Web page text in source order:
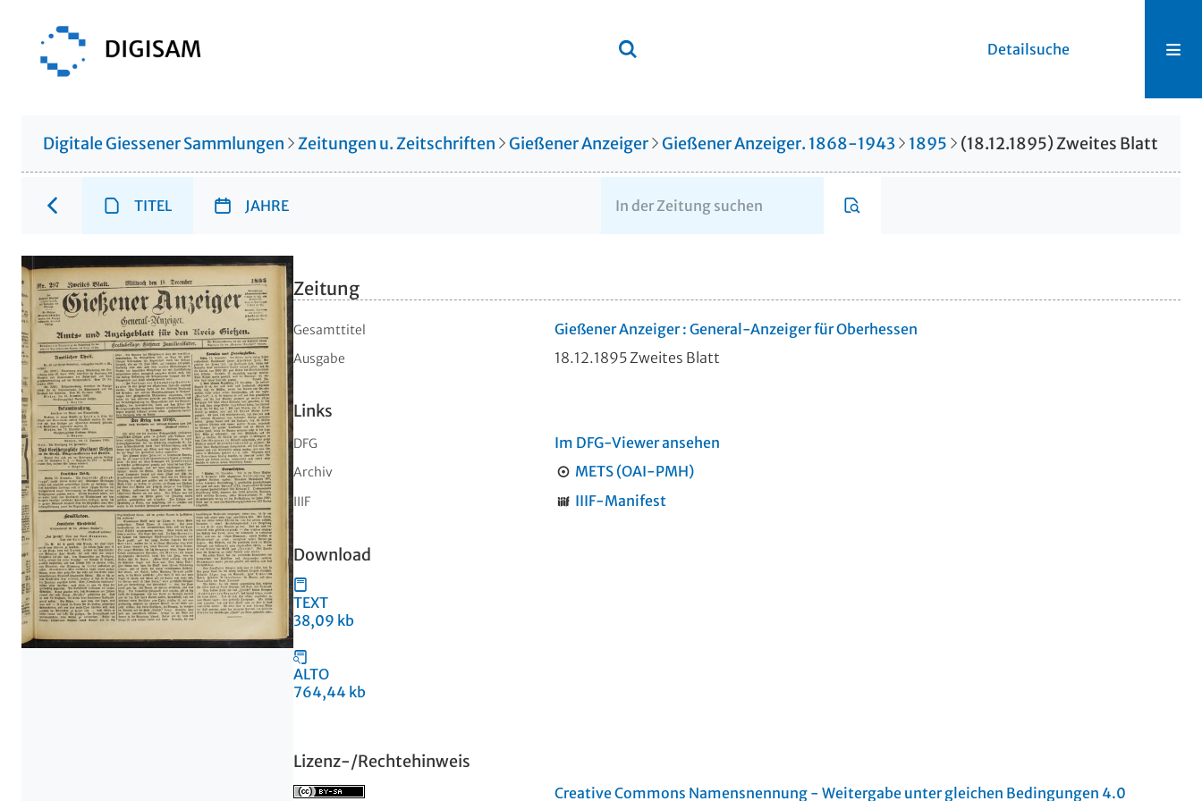
Detailsuche
Digitale Giessener Sammlungen Zeitungen u. Zeitschriften Gießener Anzeiger Gießener Anzeiger. 1868-1943 1895 (18.12.1895) Zweites Blatt
TITEL JAHRE
Zeitung
Gesamttitel Gießener Anzeiger : General-Anzeiger für Oberhessen
Ausgabe 18.12.1895 Zweites Blatt
Links
DFG Im DFG-Viewer ansehen
Archiv METS (OAI-PMH)
IIIF IIIF-Manifest
Download
TEXT
38,09 kb
ALTO
764,44 kb
Lizenz-/Rechtehinweis
Creative Commons Namensnennung - Weitergabe unter gleichen Bedingungen 4.0